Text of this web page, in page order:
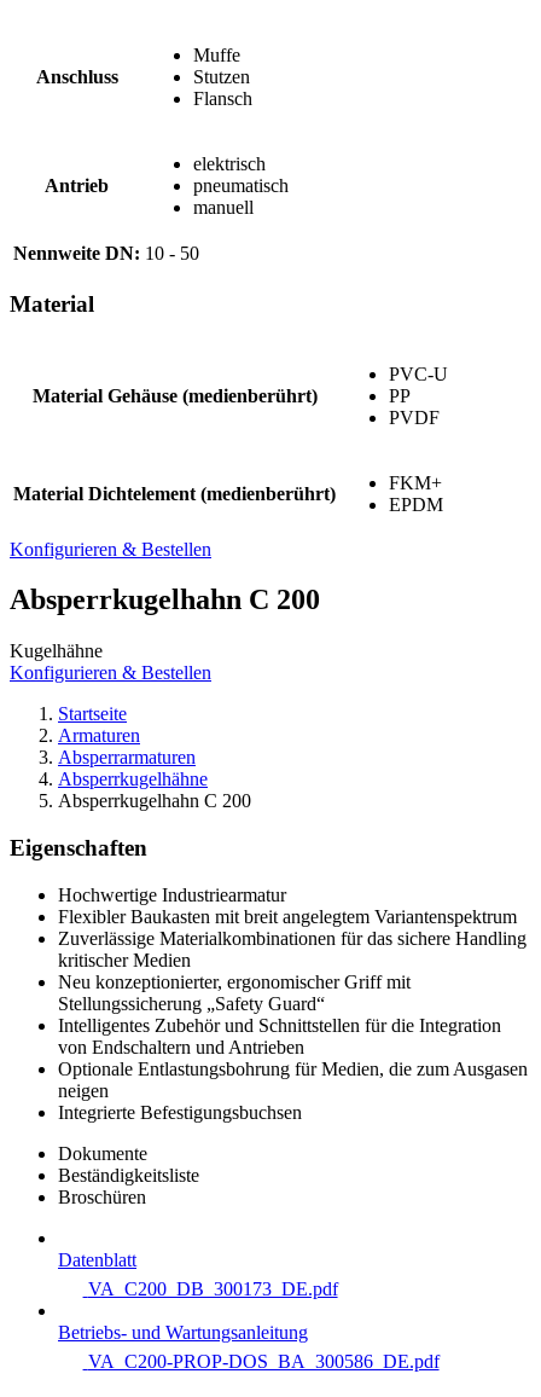
Anschluss
Muffe
Stutzen
Flansch
Antrieb
elektrisch
pneumatisch
manuell
Nennweite DN: 10 - 50
Material
Material Gehäuse (medienberührt)
PVC-U
PP
PVDF
Material Dichtelement (medienberührt)
FKM+
EPDM
Konfigurieren & Bestellen
Absperrkugelhahn C 200
Kugelhähne
Konfigurieren & Bestellen
Startseite
Armaturen
Absperrarmaturen
Absperrkugelhähne
Absperrkugelhahn C 200
Eigenschaften
Hochwertige Industriearmatur
Flexibler Baukasten mit breit angelegtem Variantenspektrum
Zuverlässige Materialkombinationen für das sichere Handling
kritischer Medien
Neu konzeptionierter, ergonomischer Griff mit
Stellungssicherung „Safety Guard“
Intelligentes Zubehör und Schnittstellen für die Integration
von Endschaltern und Antrieben
Optionale Entlastungsbohrung für Medien, die zum Ausgasen
neigen
Integrierte Befestigungsbuchsen
Dokumente
Beständigkeitsliste
Broschüren
Datenblatt
VA_C200_DB_300173_DE.pdf
Betriebs- und Wartungsanleitung
VA_C200-PROP-DOS_BA_300586_DE.pdf